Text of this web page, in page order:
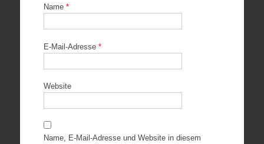
Name *
E-Mail-Adresse *
Website
Name, E-Mail-Adresse und Website in diesem